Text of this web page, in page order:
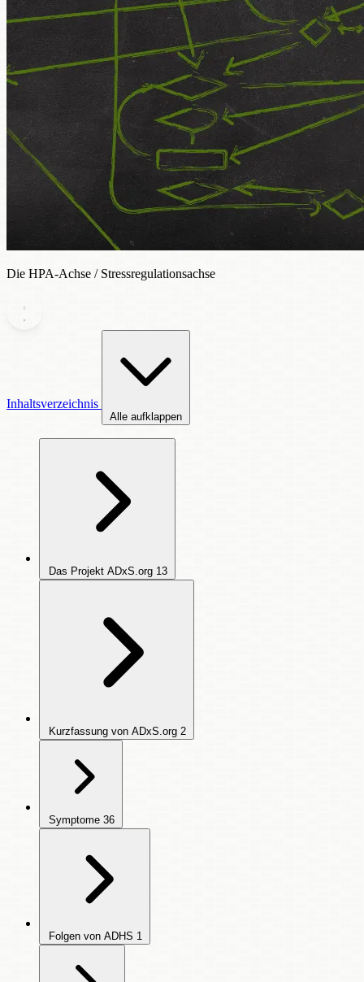
Die HPA-Achse / Stressregulationsachse
Inhaltsverzeichnis
Alle aufklappen
Das Projekt ADxS.org 13
Kurzfassung von ADxS.org 2
Symptome 36
Folgen von ADHS 1